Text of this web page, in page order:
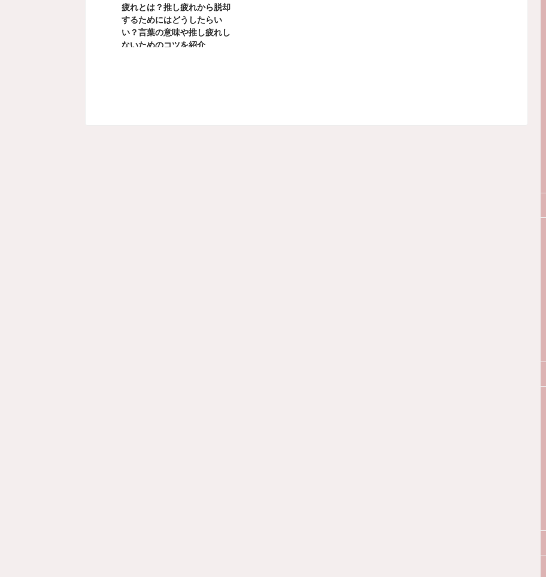
疲れとは？推し疲れから脱却
するためにはどうしたらい
い？言葉の意味や推し疲れし
ないためのコツを紹介